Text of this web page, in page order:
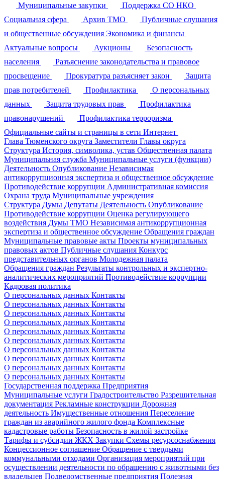
Муниципальные закупки
Поддержка СО НКО
Социальная сфера
Архив ТМО
Публичные слушания
и общественные обсуждения Экономика и финансы
Актуальные вопросы
Аукционы
Безопасность
населения
Разъяснение законодательства и правовое
просвещение
Прокуратура разъясняет закон
Защита
прав потребителей
Профилактика
О персональных
данных
Защита трудовых прав
Профилактика
правонарушений
Профилактика терроризма
Официальные сайты и страницы в сети Интернет
Глава Тюменского округа Заместители Главы округа
Структура История, символика, устав Общественная палата
Муниципальная служба Муниципальные услуги (функции)
Деятельность Опубликование Независимая
антикоррупционная экспертиза и общественное обсуждение
Противодействие коррупции Административная комиссия
Охрана труда Муниципальные учреждения
Структура Думы Депутаты Деятельность Опубликование
Противодействие коррупции Оценка регулирующего
воздействия Думы ТМО Независимая антикоррупционная
экспертиза и общественное обсуждение Обращения граждан
Муниципальные правовые акты Проекты муниципальных
правовых актов Публичные слушания Конкурс
представительных органов Молодежная палата
Обращения граждан Результаты контрольных и экспертно-
аналитических мероприятий Противодействие коррупции
Кадровая политика
О персональных данных Контакты
О персональных данных Контакты
О персональных данных Контакты
О персональных данных Контакты
О персональных данных Контакты
О персональных данных Контакты
О персональных данных Контакты
О персональных данных Контакты
О персональных данных Контакты
О персональных данных Контакты
Государственная поддержка Предприятия
Муниципальные услуги Градостроительство Разрешительная
документация Рекламные конструкции Дорожная
деятельность Имущественные отношения Переселение
граждан из аварийного жилого фонда Комплексные
кадастровые работы Безопасность в жилой застройке
Тарифы и субсидии ЖКХ Закупки Схемы ресурсоснабжения
Концессионное соглашение Обращение с твердыми
коммунальными отходами Организация мероприятий при
осуществлении деятельности по обращению с животными без
владельцев Подведомственные предприятия Полезная